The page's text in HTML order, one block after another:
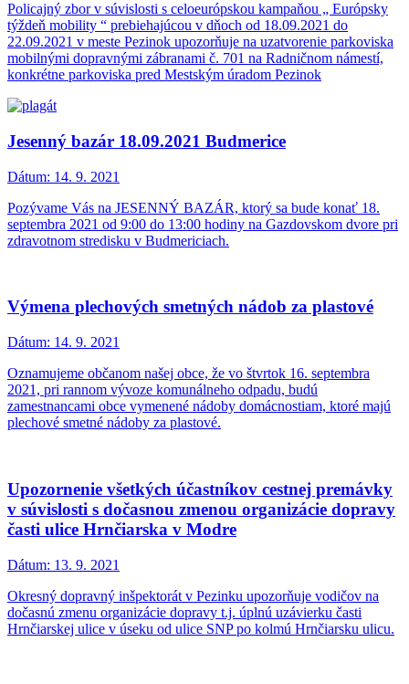
Policajný zbor v súvislosti s celoeurópskou kampaňou „ Európsky
týždeň mobility “ prebiehajúcou v dňoch od 18.09.2021 do
22.09.2021 v meste Pezinok upozorňuje na uzatvorenie parkoviska
mobilnými dopravnými zábranami č. 701 na Radničnom námestí,
konkrétne parkoviska pred Mestským úradom Pezinok
Jesenný bazár 18.09.2021 Budmerice
Dátum: 14. 9. 2021
Pozývame Vás na JESENNÝ BAZÁR, ktorý sa bude konať 18.
septembra 2021 od 9:00 do 13:00 hodiny na Gazdovskom dvore pri
zdravotnom stredisku v Budmericiach.
Výmena plechových smetných nádob za plastové
Dátum: 14. 9. 2021
Oznamujeme občanom našej obce, že vo štvrtok 16. septembra
2021, pri rannom vývoze komunálneho odpadu, budú
zamestnancami obce vymenené nádoby domácnostiam, ktoré majú
plechové smetné nádoby za plastové.
Upozornenie všetkých účastníkov cestnej premávky
v súvislosti s dočasnou zmenou organizácie dopravy
časti ulice Hrnčiarska v Modre
Dátum: 13. 9. 2021
Okresný dopravný inšpektorát v Pezinku upozorňuje vodičov na
dočasnú zmenu organizácie dopravy t.j. úplnú uzávierku časti
Hrnčiarskej ulice v úseku od ulice SNP po kolmú Hrnčiarsku ulicu.